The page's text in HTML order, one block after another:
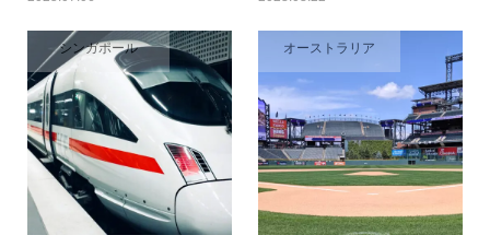
シンガポール オーストラリア